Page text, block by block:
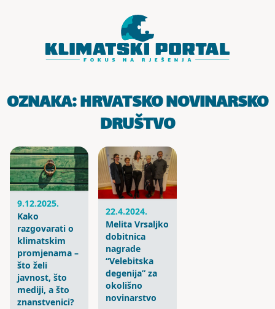
OZNAKA:HRVATSKO NOVINARSKO
DRUŠTVO
9.12.2025.
Kako
razgovarati o
klimatskim
promjenama –
što želi
javnost, što
mediji, a što
znanstvenici?
22.4.2024.
Melita Vrsaljko
dobitnica
nagrade
“Velebitska
degenija” za
okolišno
novinarstvo